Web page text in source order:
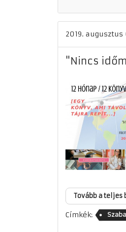
2019. augusztus
"Nincs
Tovább a teljes
Címkék: